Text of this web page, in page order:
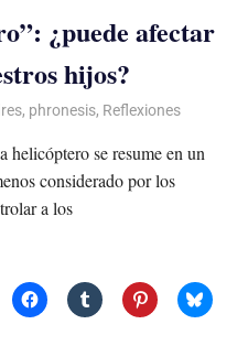
¿puede afectar
hijos?
, phronesis, Reflexiones
helicóptero se resume en un
considerado por los
a los